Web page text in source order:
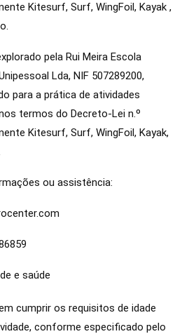
Kitesurf, Surf, WingFoil, Kayak ,
pela Rui Meira Escola
Lda, NIF 507289200,
para a prática de atividades
termos do Decreto-Lei n.º
Kitesurf, Surf, WingFoil, Kayak,
ou assistência:
e saúde
cumprir os requisitos de idade
conforme especificado pelo